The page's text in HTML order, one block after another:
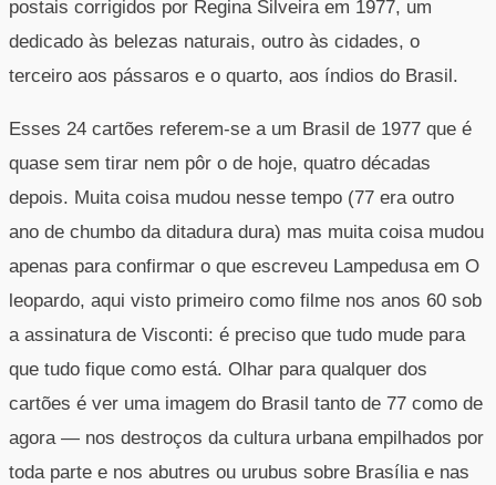
postais corrigidos por Regina Silveira em 1977, um
dedicado às belezas naturais, outro às cidades, o
terceiro aos pássaros e o quarto, aos índios do Brasil.
Esses 24 cartões referem-se a um Brasil de 1977 que é
quase sem tirar nem pôr o de hoje, quatro décadas
depois. Muita coisa mudou nesse tempo (77 era outro
ano de chumbo da ditadura dura) mas muita coisa mudou
apenas para confirmar o que escreveu Lampedusa em O
leopardo, aqui visto primeiro como filme nos anos 60 sob
a assinatura de Visconti: é preciso que tudo mude para
que tudo fique como está. Olhar para qualquer dos
cartões é ver uma imagem do Brasil tanto de 77 como de
agora — nos destroços da cultura urbana empilhados por
toda parte e nos abutres ou urubus sobre Brasília e nas